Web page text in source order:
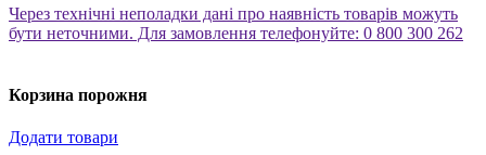
Через технічні неполадки дані про наявність товарів можуть
бути неточними. Для замовлення телефонуйте: 0 800 300 262
Корзина порожня
Додати товари